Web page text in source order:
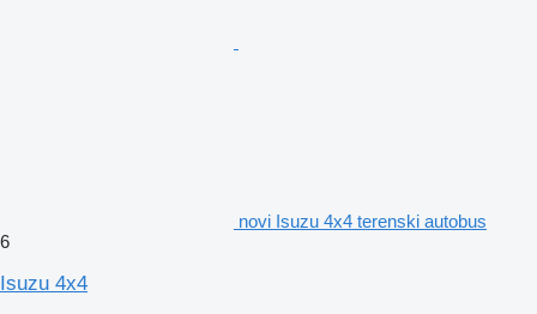
novi Isuzu 4x4 terenski autobus
6
Isuzu 4x4